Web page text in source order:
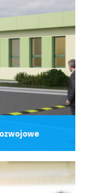
organizacyjnej,
nowy etap
eksporcie.